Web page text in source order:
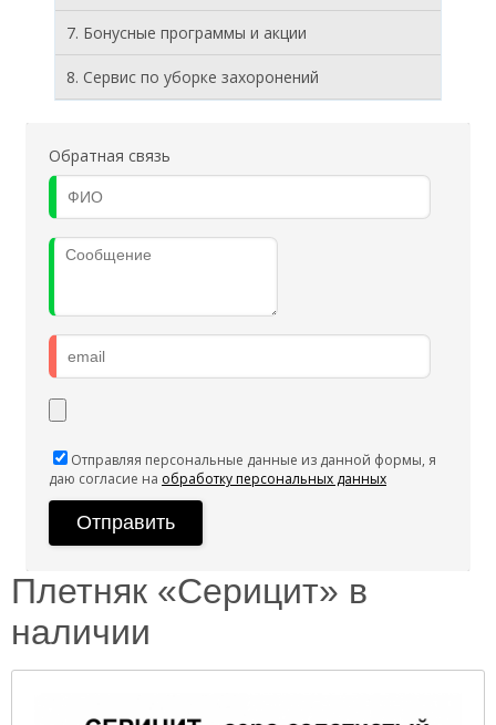
7. Бонусные программы и акции
8. Cервис по уборке захоронений
Обратная связь
Отправляя персональные данные из данной формы, я
даю согласие на обработку персональных данных
Плетняк «Серицит» в
наличии